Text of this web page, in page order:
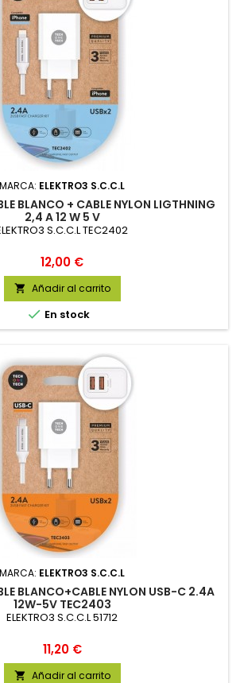
MARCA: ELEKTRO3 S.C.C.L
BLANCO + CABLE NYLON LIGTHNING
2,4 A 12 W 5 V
S.C.C.L TEC2402
Precio
12,00 €
 Añadir al carrito
 En stock
MARCA: ELEKTRO3 S.C.C.L
BLANCO+CABLE NYLON USB-C 2.4A
12W-5V TEC2403
ELEKTRO3 S.C.C.L 51712
Precio
11,20 €
 Añadir al carrito